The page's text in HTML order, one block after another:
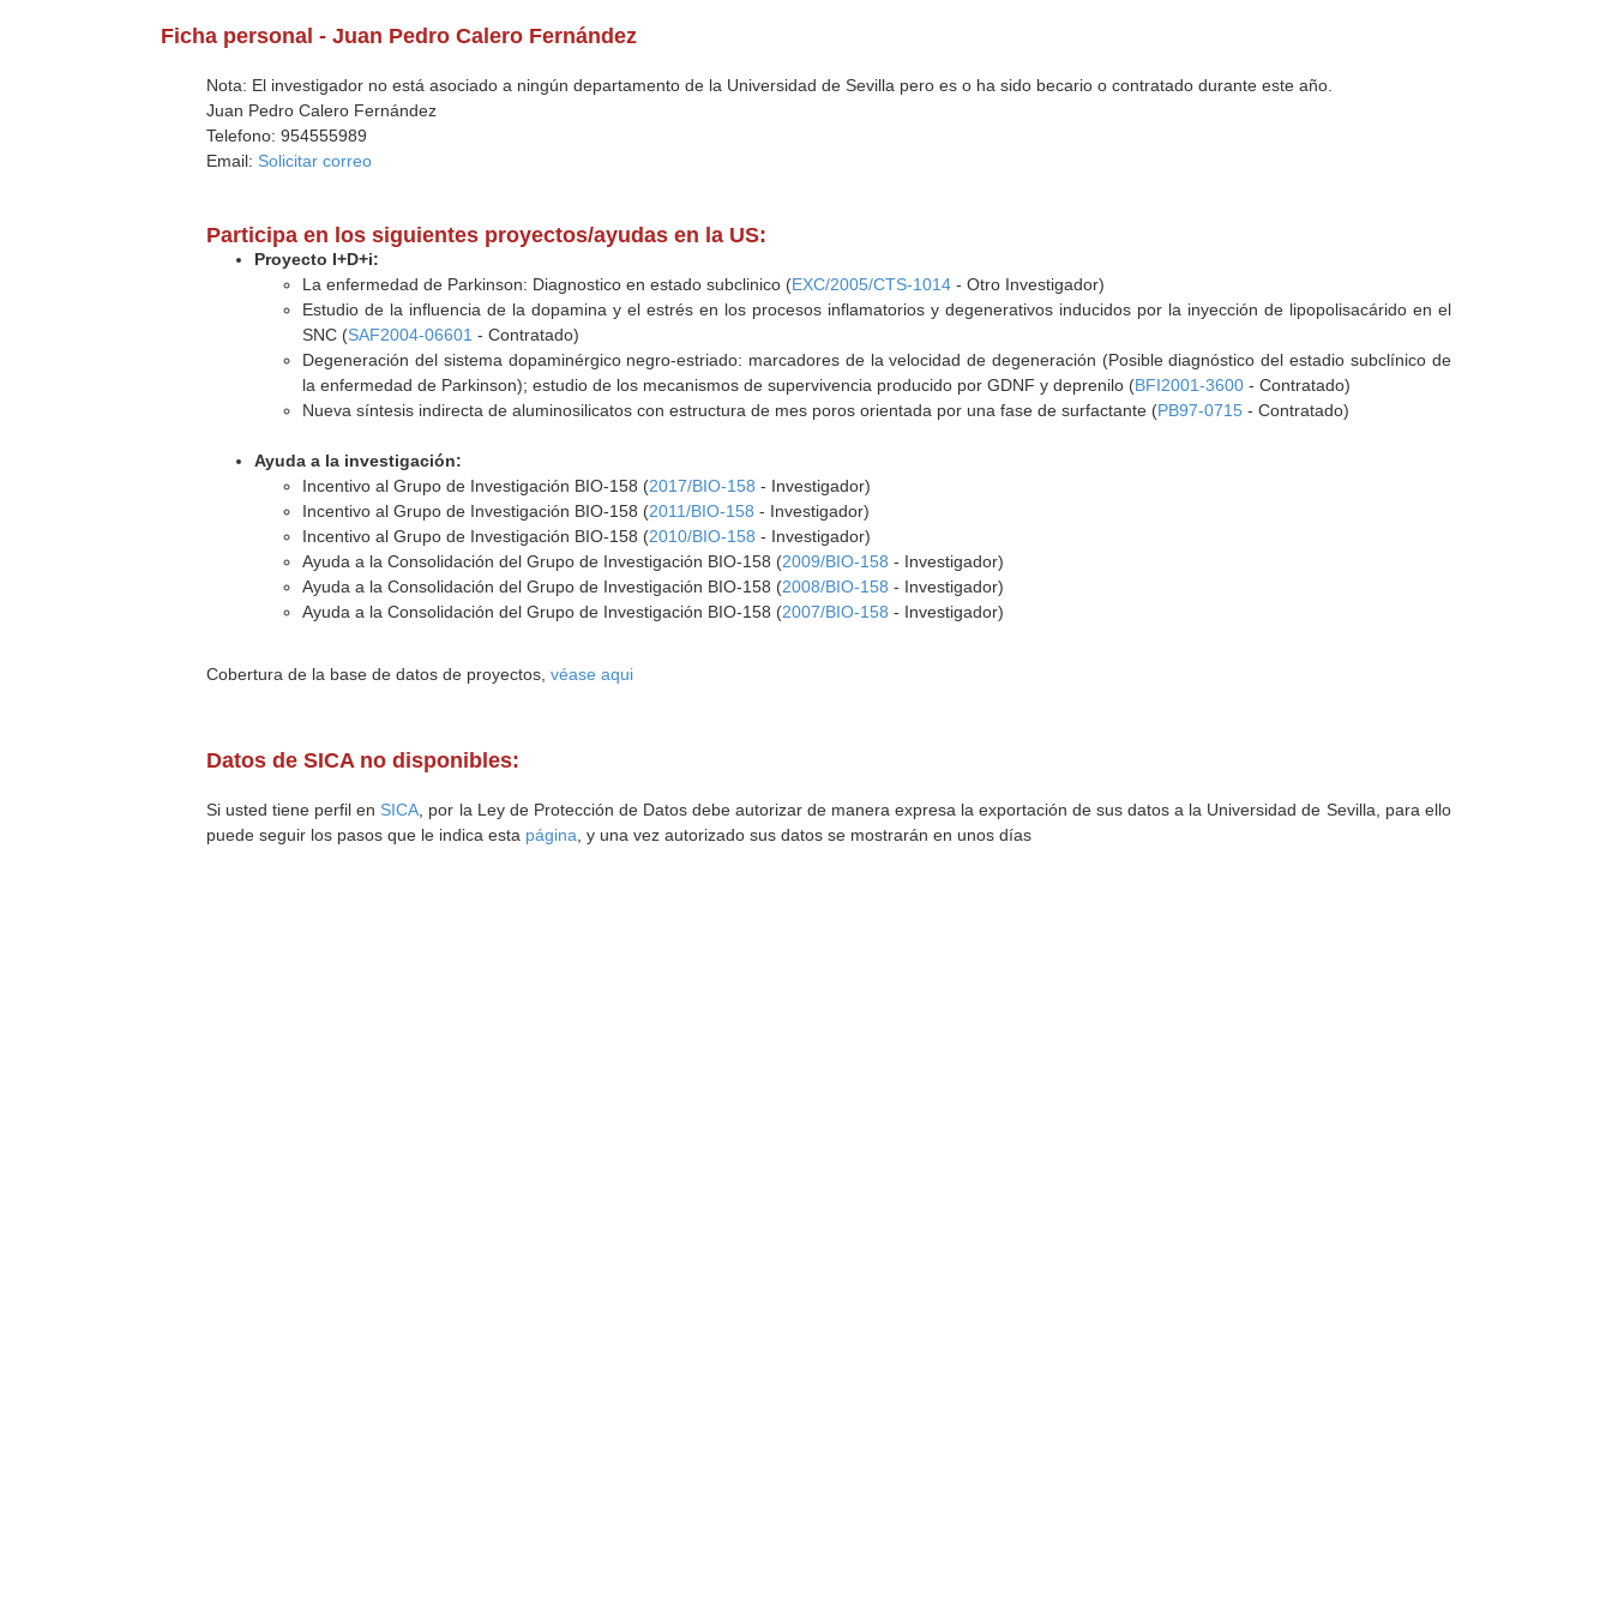
Ficha personal - Juan Pedro Calero Fernández
Nota: El investigador no está asociado a ningún departamento de la Universidad de Sevilla pero es o ha sido becario o contratado durante este año.
Juan Pedro Calero Fernández
Telefono: 954555989
Email: Solicitar correo
Participa en los siguientes proyectos/ayudas en la US:
Proyecto I+D+i:
La enfermedad de Parkinson: Diagnostico en estado subclinico (EXC/2005/CTS-1014 - Otro Investigador)
Estudio de la influencia de la dopamina y el estrés en los procesos inflamatorios y degenerativos inducidos por la inyección de lipopolisacárido en el
SNC (SAF2004-06601 - Contratado)
Degeneración del sistema dopaminérgico negro-estriado: marcadores de la velocidad de degeneración (Posible diagnóstico del estadio subclínico de
la enfermedad de Parkinson); estudio de los mecanismos de supervivencia producido por GDNF y deprenilo (BFI2001-3600 - Contratado)
Nueva síntesis indirecta de aluminosilicatos con estructura de mes poros orientada por una fase de surfactante (PB97-0715 - Contratado)
Ayuda a la investigación:
Incentivo al Grupo de Investigación BIO-158 (2017/BIO-158 - Investigador)
Incentivo al Grupo de Investigación BIO-158 (2011/BIO-158 - Investigador)
Incentivo al Grupo de Investigación BIO-158 (2010/BIO-158 - Investigador)
Ayuda a la Consolidación del Grupo de Investigación BIO-158 (2009/BIO-158 - Investigador)
Ayuda a la Consolidación del Grupo de Investigación BIO-158 (2008/BIO-158 - Investigador)
Ayuda a la Consolidación del Grupo de Investigación BIO-158 (2007/BIO-158 - Investigador)
Cobertura de la base de datos de proyectos,véase aqui
Datos de SICA no disponibles:
Si usted tiene perfil en SICA , por la Ley de Protección de Datos debe autorizar de manera expresa la exportación de sus datos a la Universidad de Sevilla, para ello
puede seguir los pasos que le indica esta página , y una vez autorizado sus datos se mostrarán en unos días